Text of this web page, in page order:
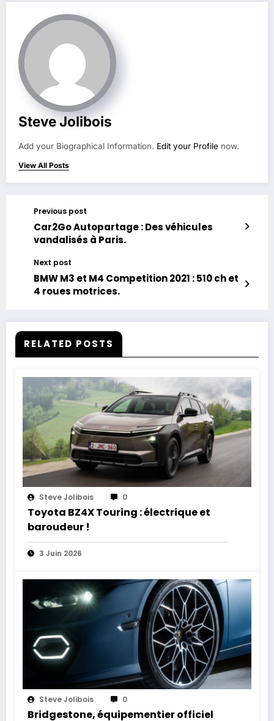
Steve Jolibois
Add your Biographical Information. Edit your Profile now.
View All Posts
Previous post
Car2Go Autopartage : Des véhicules
vandalisés à Paris.
Next post
BMW M3 et M4 Competition 2021 : 510 ch et
4 roues motrices.
RELATED POSTS
Steve Jolibois 0
Toyota BZ4X Touring : électrique et
baroudeur !
3 Juin 2026
Steve Jolibois 0
Bridgestone, équipementier officiel